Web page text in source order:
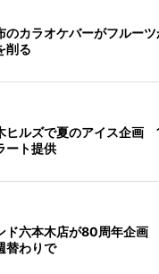
のカラオケバーがフルー
削る
ヒルズで夏のアイス企画
ート提供
ド六本木店が80周年企画
替わりで